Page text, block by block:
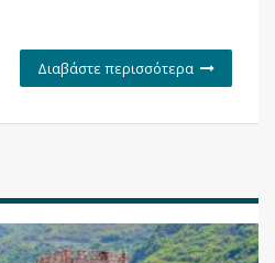
Διαβάστε περισσότερα